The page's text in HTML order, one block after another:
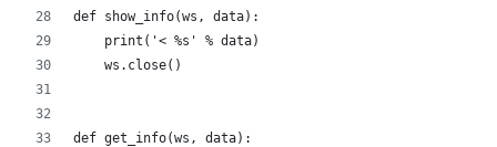
def show_info(ws, data):
    print('< %s' % data)
    ws.close()
def get_info(ws, data):